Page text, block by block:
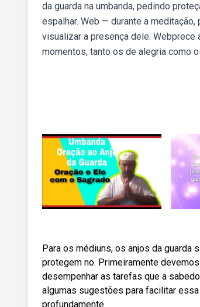
da guarda na umbanda, pedindo
espalhar. Web — durante a
visualizar a presença dele. Webprece
momentos, tanto os de alegria como
Para os médiuns, os anjos da
protegem no. Primeiramente
desempenhar as tarefas que a
algumas sugestões para facilitar
profundamente.